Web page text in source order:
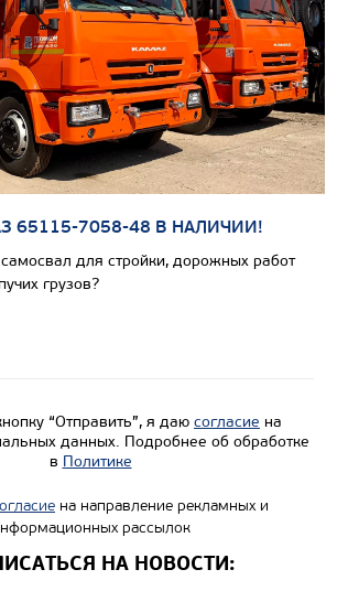
65801
65115-7058-48 В НАЛИЧИИ!
для стройки, дорожных работ
грузов?
“Отправить”, я даю согласие на
данных. Подробнее об обработке
в Политике
на направление рекламных и
рассылок
НА НОВОСТИ: